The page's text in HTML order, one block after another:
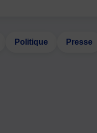
Politique Presse